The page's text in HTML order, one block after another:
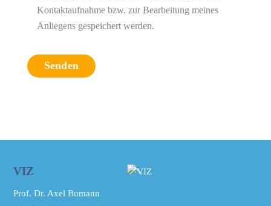
Kontaktaufnahme bzw. zur Bearbeitung meines
Anliegens gespeichert werden.
Back
VIZ
Prof. Dr. Axel Bumann